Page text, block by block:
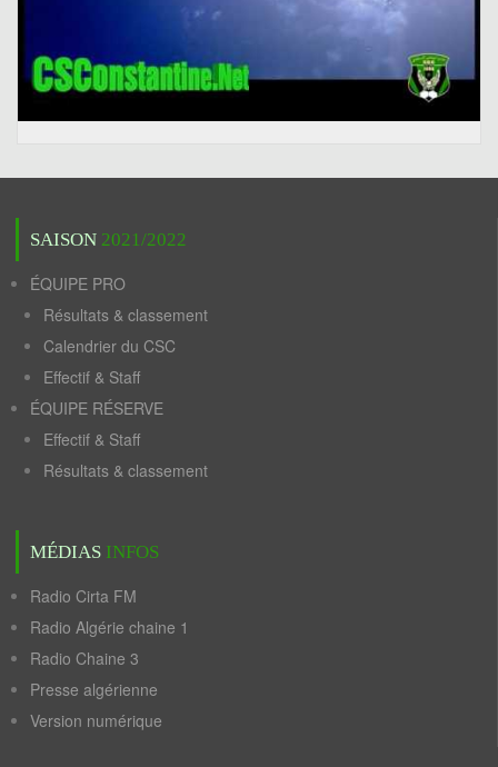
SAISON 2021/2022
ÉQUIPE PRO
Résultats & classement
Calendrier du CSC
Effectif & Staff
ÉQUIPE RÉSERVE
Effectif & Staff
Résultats & classement
MÉDIAS INFOS
Radio Cirta FM
Radio Algérie chaine 1
Radio Chaine 3
Presse algérienne
Version numérique